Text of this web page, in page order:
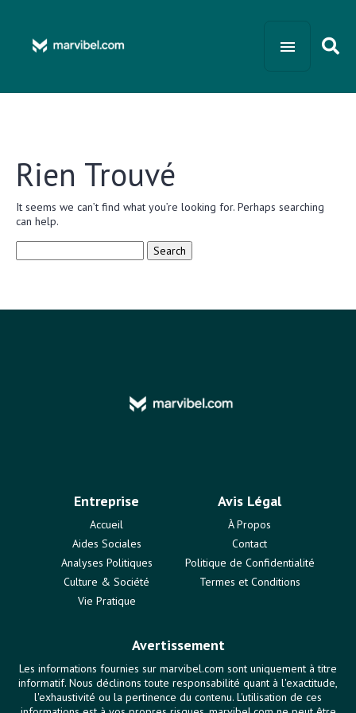
Rien Trouvé
It seems we can’t find what you’re looking for. Perhaps searching
can help.
Entreprise
Accueil
Aides Sociales
Analyses Politiques
Culture & Société
Vie Pratique
Avis Légal
À Propos
Contact
Politique de Confidentialité
Termes et Conditions
Avertissement
Les informations fournies sur marvibel.com sont uniquement à titre
informatif. Nous déclinons toute responsabilité quant à l'exactitude,
l'exhaustivité ou la pertinence du contenu. L'utilisation de ces